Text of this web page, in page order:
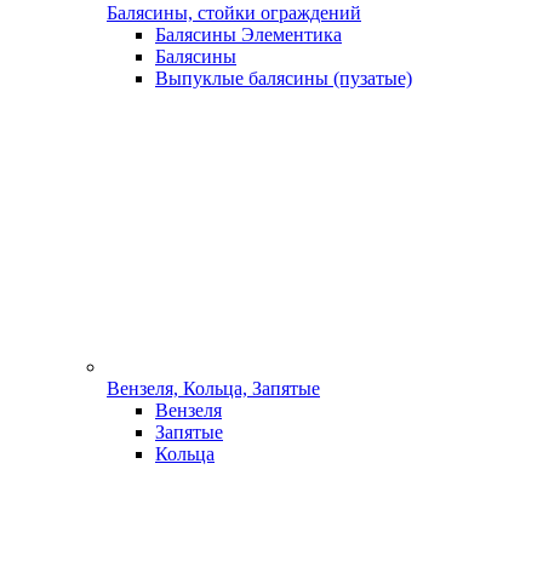
Балясины, стойки ограждений
Балясины Элементика
Балясины
Выпуклые балясины (пузатые)
Вензеля, Кольца, Запятые
Вензеля
Запятые
Кольца